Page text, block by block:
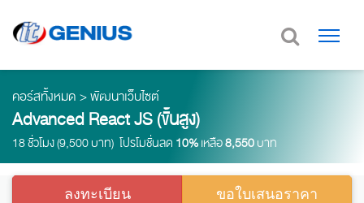
คอร์สทั้งหมด >พัฒนาเว็บไซต์
Advanced React JS (ขั้นสูง)
18 ชั่วโมง (9,500 บาท) โปรโมชั่นลด 10%เหลือ8,550บาท
ลงทะเบียน ขอใบเสนอราคา